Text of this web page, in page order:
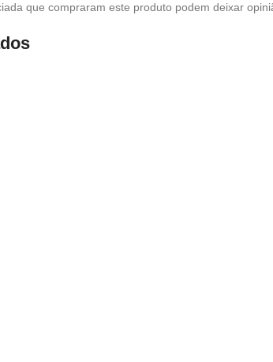
que compraram este produto podem deixar